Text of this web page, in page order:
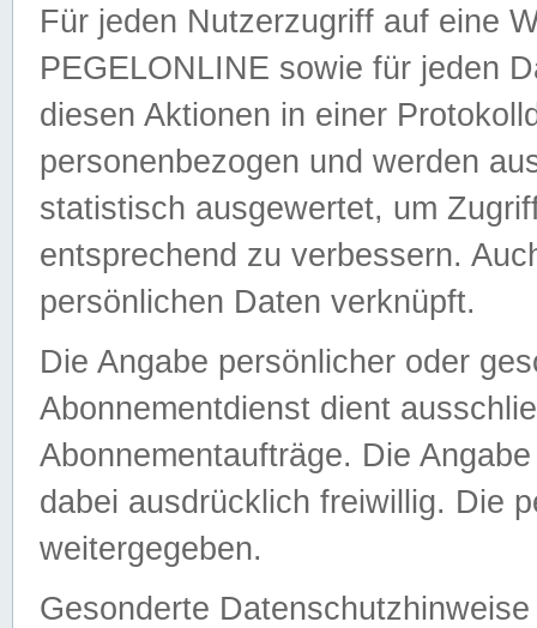
Für jeden Nutzerzugriff auf eine
PEGELONLINE sowie für jeden
diesen Aktionen in einer
personenbezogen und werden
statistisch ausgewertet, um
entsprechend zu verbessern.
persönlichen Daten verknüpft.
Die Angabe persönlicher oder
Abonnementdienst dient
Abonnementaufträge. Die
dabei ausdrücklich freiwillig. Die
weitergegeben.
Gesonderte